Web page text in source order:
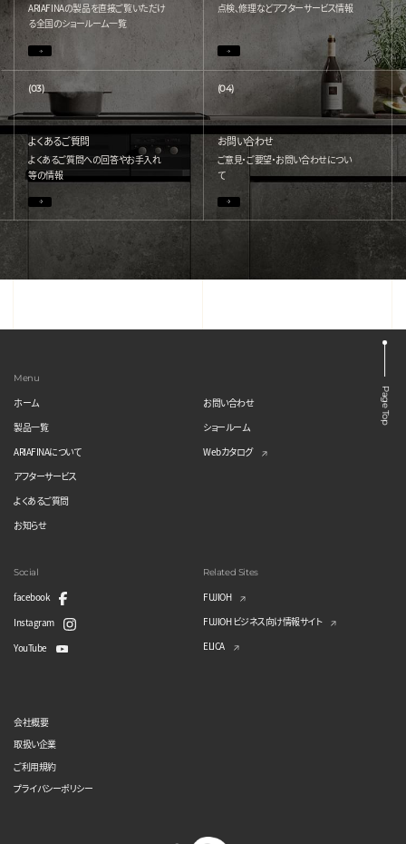
ARIAFINAの製品を直接ご覧いただけ
る全国のショールーム一覧
点検、修理などアフターサービス情報
(03)
よくあるご質問
よくあるご質問への回答やお手入れ
等の情報
(04)
お問い合わせ
ご意見・ご要望・お問い合わせについ
て
Page Top
Menu
ホーム
製品一覧
ARIAFINAについて
アフターサービス
よくあるご質問
お知らせ
お問い合わせ
ショールーム
Webカタログ
Social
facebook
Instagram
YouTube
Related Sites
FUJIOH
FUJIOH ビジネス向け情報サイト
ELICA
会社概要
取扱い企業
ご利用規約
プライバシーポリシー